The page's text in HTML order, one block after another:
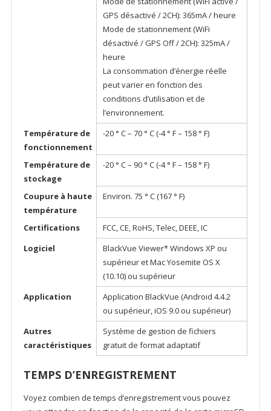
GPS désactivé / 2CH): 365mA / heure
Mode de stationnement (WiFi
désactivé / GPS Off / 2CH): 325mA /
heure
La consommation d’énergie réelle
peut varier en fonction des
conditions d’utilisation et de
l’environnement.
Température de
fonctionnement
-20 ° C – 70 ° C (-4 ° F – 158 ° F)
Température de
stockage
-20 ° C – 90 ° C (-4 ° F – 158 ° F)
Coupure à haute
température
Environ. 75 ° C (167 ° F)
Certifications
FCC, CE, RoHS, Telec, DEEE, IC
Logiciel
BlackVue Viewer* Windows XP ou
supérieur et Mac Yosemite OS X
(10.10) ou supérieur
Application
Application BlackVue (Android 4.4.2
ou supérieur, iOS 9.0 ou supérieur)
Autres
caractéristiques
Système de gestion de fichiers
gratuit de format adaptatif
TEMPS D’ENREGISTREMENT
Voyez combien de temps d’enregistrement vous pouvez